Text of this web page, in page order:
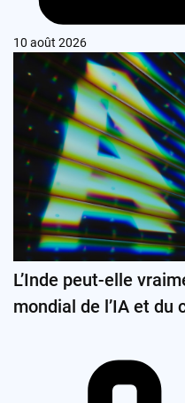
10 août 2026
L’Inde peut-elle
mondial de l’IA et du